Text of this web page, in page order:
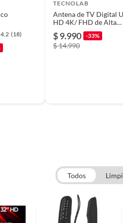
sean comprados en esa condición a
alimenticios, vitaminas, entre otros
4.2 (18)
TECNOLAB
Antena de TV Digital
HD 4K/ FHD de Alta
Ganancia TL628
$ 9.990 -33%
$ 14.990
Todos